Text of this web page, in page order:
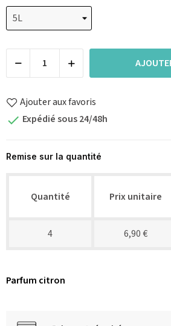
Ajouter aux favoris
 Expédié sous 24/48h
Remise sur la quantité
Quantité Prix unitaire
4 6,90 €
Parfum citron